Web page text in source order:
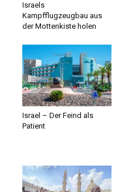
Israels
Kampfflugzeugbau aus
der Mottenkiste holen
Israel – Der Feind als
Patient